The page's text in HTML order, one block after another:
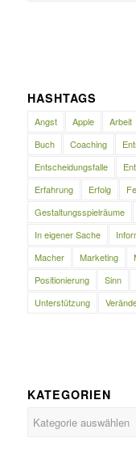
HASHTAGS
Angst Apple Arbeit
Buch
Coaching
Entscheidungsfalle
Erfahrung
Erfolg
Gestaltungsspielräume
In eigener Sache
Macher
Marketing
Positionierung
Sinn
Unterstützung
KATEGORIEN